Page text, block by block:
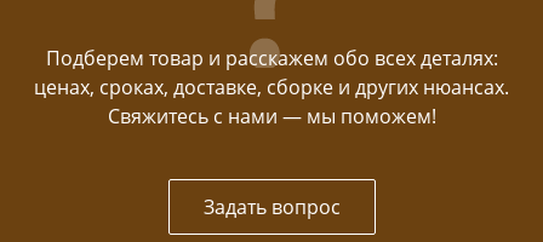
Подберем товар и расскажем обо всех деталях:
ценах, сроках, доставке, сборке и других нюансах.
Свяжитесь с нами — мы поможем!
Задать вопрос